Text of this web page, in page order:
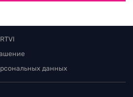
данных